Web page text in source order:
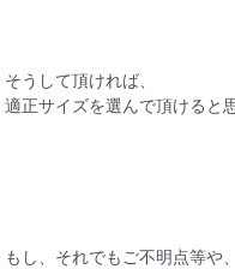
そうして頂ければ、
適正サイズを選んで頂けると
もし、それでもご不明点等や、